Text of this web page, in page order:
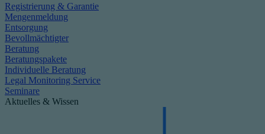
Registrierung & Garantie
Mengenmeldung
Entsorgung
Bevollmächtigter
Beratung
Beratungspakete
Individuelle Beratung
Legal Monitoring Service
Seminare
Aktuelles & Wissen